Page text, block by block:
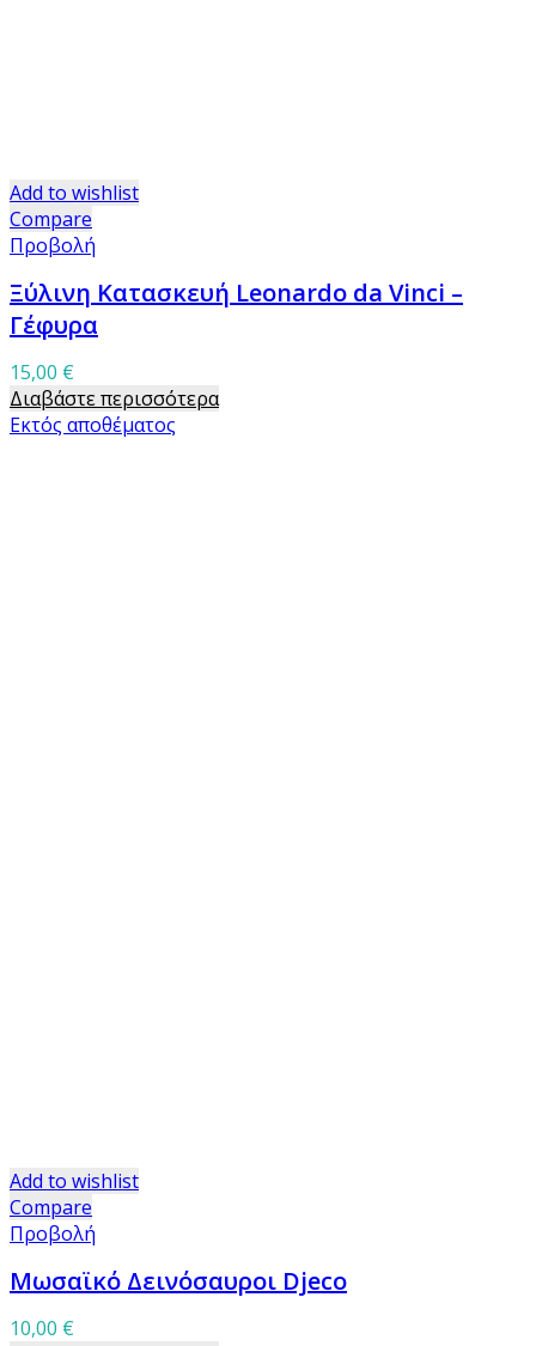
Add to wishlist
Compare
Προβολή
Ξύλινη Κατασκευή Leonardo da Vinci –
Γέφυρα
15,00 €
Διαβάστε περισσότερα
Εκτός αποθέματος
Add to wishlist
Compare
Προβολή
Μωσαϊκό Δεινόσαυροι Djeco
10,00 €